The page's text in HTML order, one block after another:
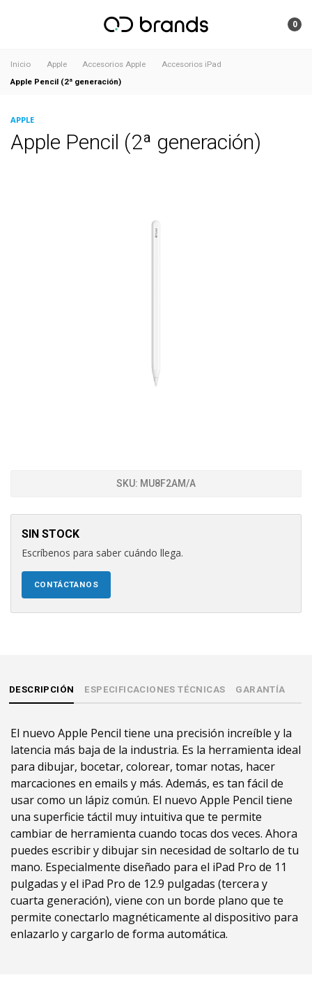
0
Inicio Apple Accesorios Apple
Accesorios iPad
Apple Pencil (2ª generación)
APPLE
Apple Pencil (2ª generación)
SKU: MU8F2AM/A
SIN STOCK
Escríbenos para saber cuándo llega.
CONTÁCTANOS
DESCRIPCIÓN ESPECIFICACIONES TÉCNICAS GARANTÍA
El nuevo Apple Pencil tiene una precisión increíble y la
latencia más baja de la industria. Es la herramienta ideal
para dibujar, bocetar, colorear, tomar notas, hacer
marcaciones en emails y más. Además, es tan fácil de
usar como un lápiz común. El nuevo Apple Pencil tiene
una superficie táctil muy intuitiva que te permite
cambiar de herramienta cuando tocas dos veces. Ahora
puedes escribir y dibujar sin necesidad de soltarlo de tu
mano. Especialmente diseñado para el iPad Pro de 11
pulgadas y el iPad Pro de 12.9 pulgadas (tercera y
cuarta generación), viene con un borde plano que te
permite conectarlo magnéticamente al dispositivo para
enlazarlo y cargarlo de forma automática.